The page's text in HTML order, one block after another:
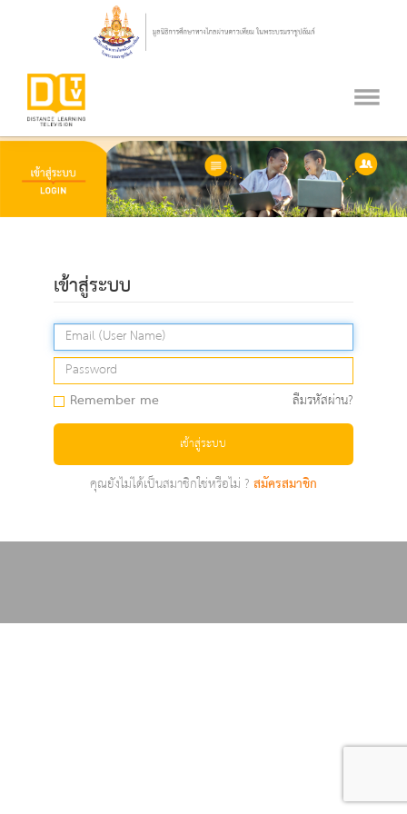
เข้าสู่ระบบ
Remember me ลืมรหัสผ่าน?
เข้าสู่ระบบ
คุณยังไม่ได้เป็นสมาชิกใช่หรือไม่ ?สมัครสมาชิก